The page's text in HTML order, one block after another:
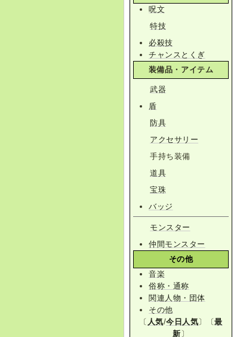
呪文
特技
必殺技
チャンスとくぎ
装備品・アイテム
武器
盾
防具
アクセサリー
手持ち装備
道具
宝珠
バッジ
モンスター
仲間モンスター
その他
音楽
俗称・通称
関連人物・団体
その他
〔 人気/今日人気〕〔最
新 〕